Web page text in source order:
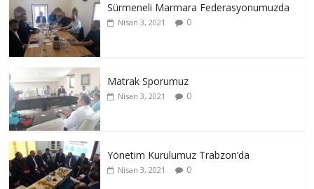
Sürmeneli Marmara Federasyonumuzda
Nisan 3, 2021 0
Matrak Sporumuz
Nisan 3, 2021 0
Yönetim Kurulumuz Trabzon’da
Nisan 3, 2021 0